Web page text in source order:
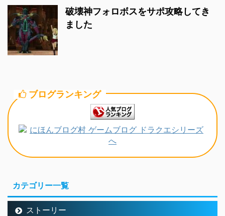
破壊神フォロボスをサポ攻略してき
ました
ブログランキング
カテゴリー一覧
ストーリー